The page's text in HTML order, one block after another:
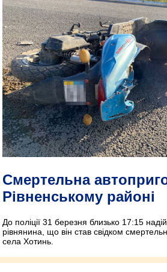
Смертельна
Рівненському районі
До поліції 31 березня близько 17:15
рівнянина, що він став свідком
села Хотинь.